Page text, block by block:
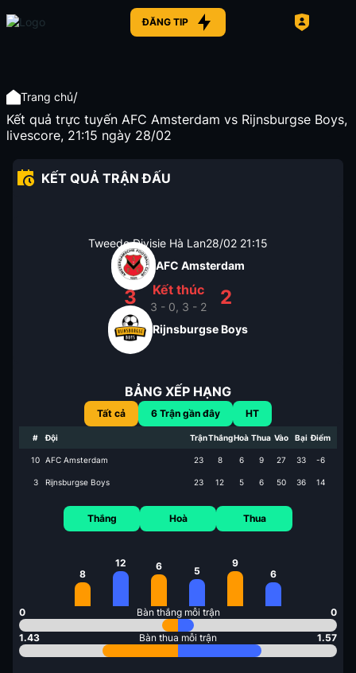
ĐĂNG TIP
Trang chủ/
Kết quả trực tuyến AFC Amsterdam vs Rijnsburgse Boys,
livescore, 21:15 ngày 28/02
KẾT QUẢ TRẬN ĐẤU
Tweede Divisie Hà Lan28/02 21:15
AFC Amsterdam
3 Kết thúc
3 - 0, 3 - 2 2
Rijnsburgse Boys
BẢNG XẾP HẠNG
Tất cả 6 Trận gần đây HT
# Đội TrậnThắngHoà Thua Vào Bại Điểm
10 AFC Amsterdam 23 8 6 9 27 33 -6
3 Rijnsburgse Boys 23 12 5 6 50 36 14
Thắng
8
12
Hoà
6 5
Thua
9
6
0 Bàn thắng mỗi trận 0
1.43 Bàn thua mỗi trận 1.57